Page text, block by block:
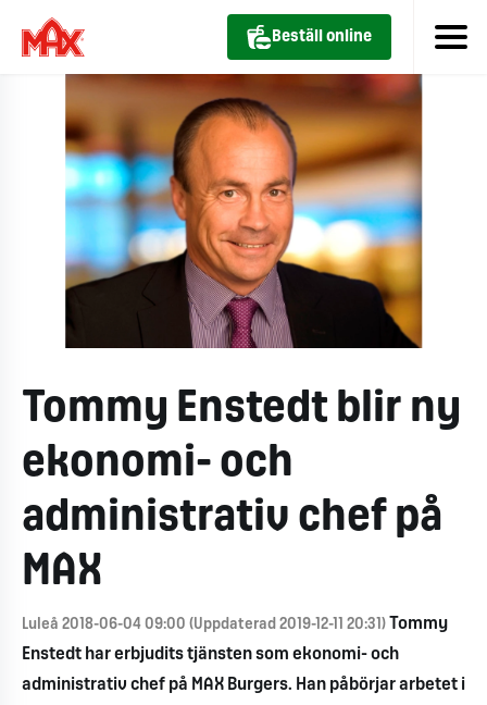
Beställ online
Tommy Enstedt blir ny
ekonomi- och
administrativ chef på
MAX
Luleå 2018-06-04 09:00 (Uppdaterad 2019-12-11 20:31)
Tommy
Enstedt har erbjudits tjänsten som ekonomi- och
administrativ chef på MAX Burgers. Han påbörjar arbetet i